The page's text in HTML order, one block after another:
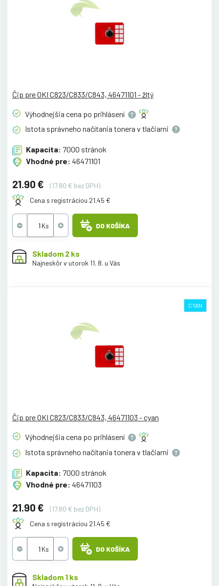
Čip pre OKI C823/C833/C843, 46471101 - žltý
Výhodnejšia cena po prihlásení
Istota správneho načítania tonera v tlačiarni
Kapacita: 7000 stránok
Vhodné pre: 46471101
21.90 €
(17.80 € bez DPH)
Cena s registráciou 21.45 €
DO KOŠÍKA
Skladom 2 ks
Najneskôr v utorok 11. 8. u Vás
CYAN
Čip pre OKI C823/C833/C843, 46471103 - cyan
Výhodnejšia cena po prihlásení
Istota správneho načítania tonera v tlačiarni
Kapacita: 7000 stránok
Vhodné pre: 46471103
21.90 €
(17.80 € bez DPH)
Cena s registráciou 21.45 €
DO KOŠÍKA
Skladom 1 ks